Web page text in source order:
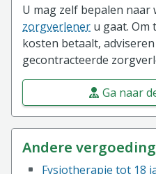
U mag zelf bepalen naar
zorgverlener u gaat. Om
kosten betaalt,
gecontracteerde
Ga naar
Andere
Fysiotherapie tot 18